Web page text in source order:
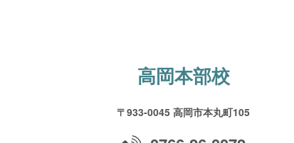
高岡本部校
〒933-0045 高岡市本丸町105